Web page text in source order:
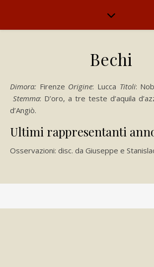
Bechi
Dimora: Firenze Origine: Lucca Titoli:
Stemma: D’oro, a tre teste d’aquila
d’Angiò.
Ultimi rappresentanti
Osservazioni: disc. da Giuseppe e